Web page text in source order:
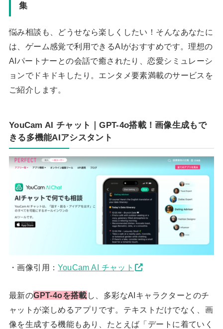
集
悩み相談も、どうせなら楽しくしたい！そんなあなたに
は、ゲーム感覚で利用できるAIがおすすめです。理想の
AIパートナーとの会話で癒されたり、恋愛シミュレーシ
ョンでドキドキしたり。エンタメ要素満載のサービスを
ご紹介します。
YouCam AI チャット｜GPT-4o搭載！画像生成もで
きる多機能AIアシスタント
・画像引用：YouCam AI チャット
最新のGPT-4oを搭載 し、多彩なAIキャラクターとのチ
ャットが楽しめるアプリです。テキストだけでなく、画
像を生成する機能もあり、たとえば「デートに着ていく